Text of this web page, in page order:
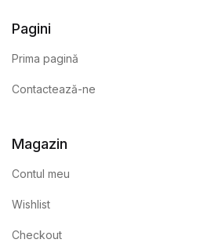
Pagini
Prima pagină
Contactează-ne
Magazin
Contul meu
Wishlist
Checkout